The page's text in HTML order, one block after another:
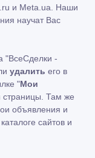
и Meta.ua. Наши
научат Вас
"ВсеСделки -
удалить его в
"Мои
страницы. Там же
объявления и
каталоге сайтов и